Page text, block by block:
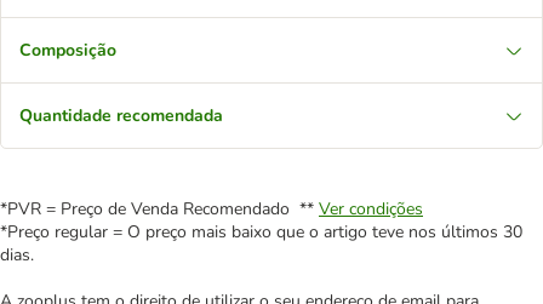
Composição
Quantidade recomendada
*PVR = Preço de Venda Recomendado ** Ver condições
*Preço regular = O preço mais baixo que o artigo teve nos últimos 30
dias.